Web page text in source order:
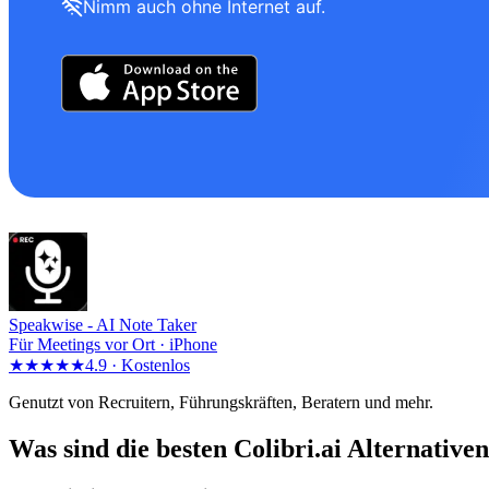
Nimm auch ohne Internet auf.
Speakwise - AI Note Taker
Für Meetings vor Ort · iPhone
★★★★★4.9 · Kostenlos
Genutzt von Recruitern, Führungskräften, Beratern und mehr.
Was sind die besten Colibri.ai